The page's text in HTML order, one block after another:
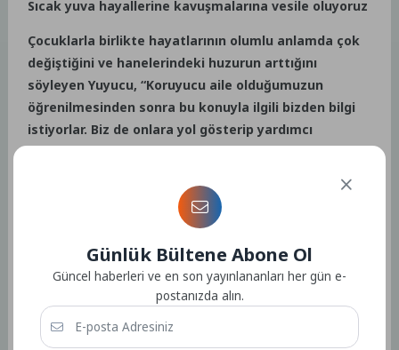
Sıcak yuva hayallerine kavuşmalarına vesile oluyoruz
Çocuklarla birlikte hayatlarının olumlu anlamda çok
değiştiğini ve hanelerindeki huzurun arttığını
söyleyen Yuyucu, “Koruyucu aile olduğumuzun
öğrenilmesinden sonra bu konuyla ilgili bizden bilgi
istiyorlar. Biz de onlara yol gösterip yardımcı
oluyoruz. Sıcak yuva bekleyen çocukların bu hayaline
İnşallah koruyucu aile sayısı arttıkça kimsesi
olmayan çocuklar da sıcak bir yuvaya kavuşur. Bu
sağlamaktadır” dedi.
Günlük Bültene Abone Ol
Güncel haberleri ve en son yayınlananları her gün e-
postanızda alın.